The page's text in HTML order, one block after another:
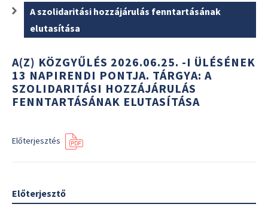
A szolidaritási hozzájárulás fenntartásának
elutasítása
A(Z) KÖZGYŰLÉS 2026.06.25. -I ÜLÉSÉNEK
13 NAPIRENDI PONTJA. TÁRGYA: A
SZOLIDARITÁSI HOZZÁJÁRULÁS
FENNTARTÁSÁNAK ELUTASÍTÁSA
Előterjesztés
Előterjesztő